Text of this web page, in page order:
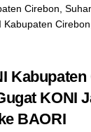
Cirebon,
Kabupaten
KONI
BAORI